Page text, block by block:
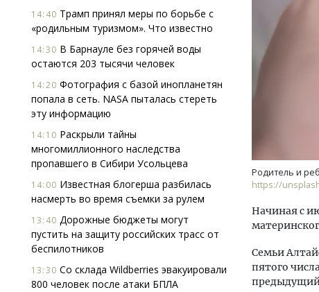
14:40 Трамп принял меры по борьбе с
«родильным туризмом». Что известно
14:30 В Барнауле без горячей воды
остаются 203 тысячи человек
14:20 Фотография с базой инопланетян
попала в сеть. NASA пыталась стереть
эту информацию
14:10 Раскрыли тайны
многомиллионного наследства
пропавшего в Сибири Усольцева
14:00 Известная блогерша разбилась
насмерть во время съемки за рулем
13:40 Дорожные бюджеты могут
пустить на защиту российских трасс от
беспилотников
13:30 Со склада Wildberries эвакуировали
800 человек после атаки БПЛА
Родитель и
https://
Начиная с
Семьи
пятого
Архитектурный код начинается с
земли. Мощение крупноформатными
плитами становится новым
стандартом благоустройства
СТРОИТЕЛЬСТВО